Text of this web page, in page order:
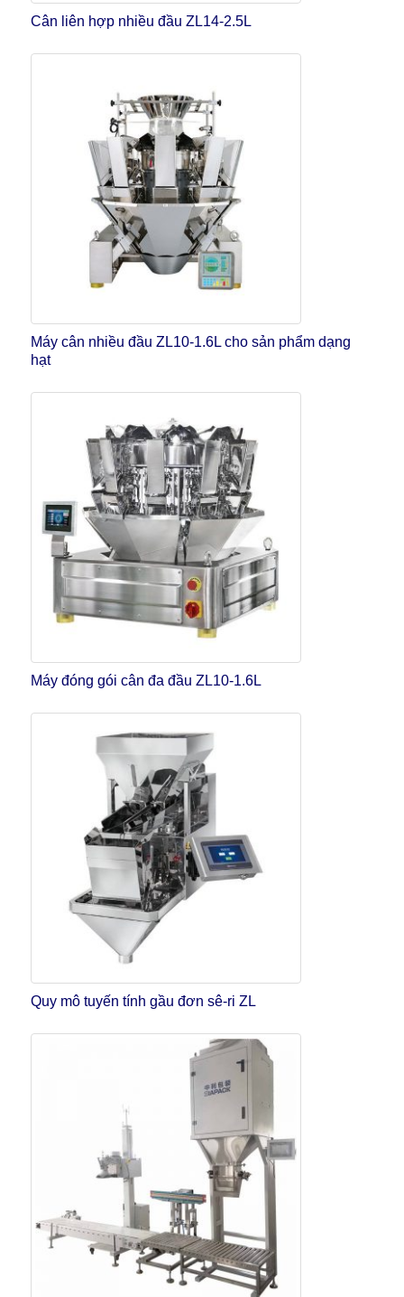
Cân liên hợp nhiều đầu ZL14-2.5L
Máy cân nhiều đầu ZL10-1.6L cho sản phẩm dạng
hạt
Máy đóng gói cân đa đầu ZL10-1.6L
Quy mô tuyến tính gầu đơn sê-ri ZL